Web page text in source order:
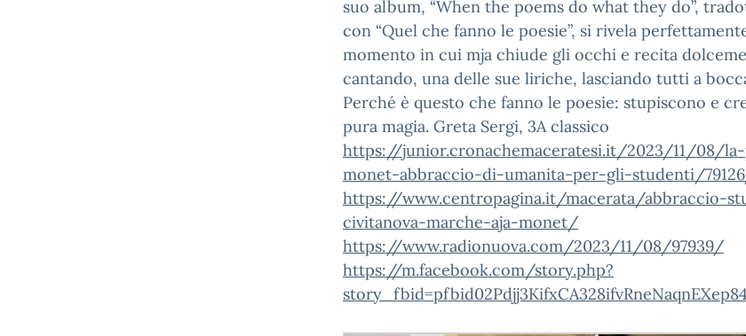
suo album, “When the poems do what they do”,
con “Quel che fanno le poesie”, si rivela
momento in cui mja chiude gli occhi e recita
cantando, una delle sue liriche, lasciando tutti a
Perché è questo che fanno le poesie: stupiscono e
pura magia. Greta Sergi, 3A classico
https://junior.cronachemaceratesi.it/2023/11/08/
monet-abbraccio-di-umanita-per-gli-studenti/
https://www.centropagina.it/macerata/abbraccio-
civitanova-marche-aja-monet/
https://www.radionuova.com/2023/11/08/97939/
https://m.facebook.com/story.php?